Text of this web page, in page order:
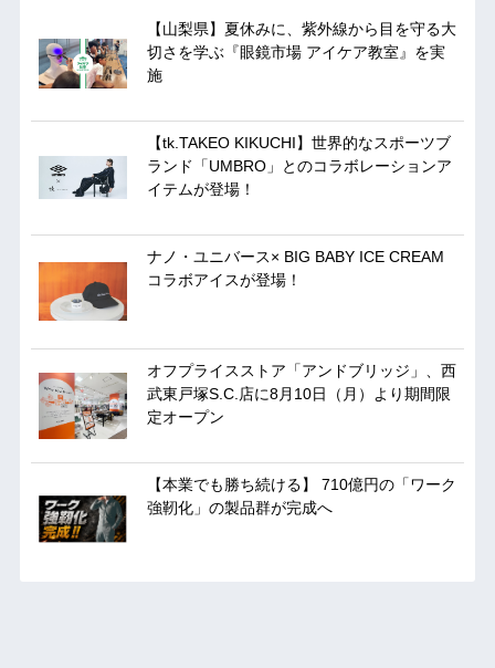
【山梨県】夏休みに、紫外線から目を守る大
切さを学ぶ『眼鏡市場 アイケア教室』を実
施
【tk.TAKEO KIKUCHI】世界的なスポーツブ
ランド「UMBRO」とのコラボレーションア
イテムが登場！
ナノ・ユニバース× BIG BABY ICE CREAM
コラボアイスが登場！
オフプライスストア「アンドブリッジ」、西
武東戸塚S.C.店に8月10日（月）より期間限
定オープン
【本業でも勝ち続ける】 710億円の「ワーク
強靭化」の製品群が完成へ